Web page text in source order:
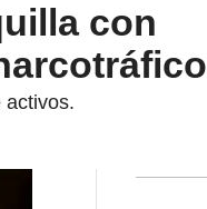
con
activos.